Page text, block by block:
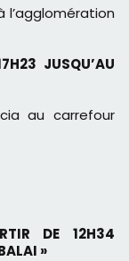
l’agglomération
JUSQU’AU
au carrefour
DE 12H34
»